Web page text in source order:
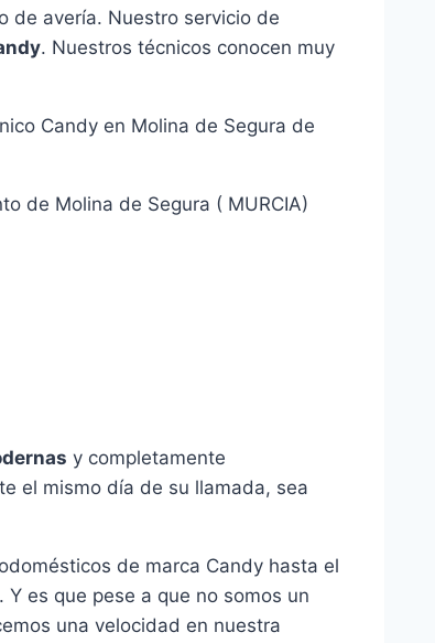
de avería. Nuestro servicio de
. Nuestros técnicos conocen muy
Candy en Molina de Segura de
de Molina de Segura ( MURCIA)
y completamente
el mismo día de su llamada, sea
de marca Candy hasta el
es que pese a que no somos un
una velocidad en nuestra